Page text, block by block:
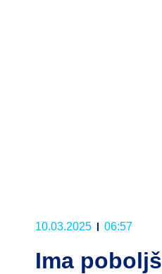
10.03.2025 06:57
Ima